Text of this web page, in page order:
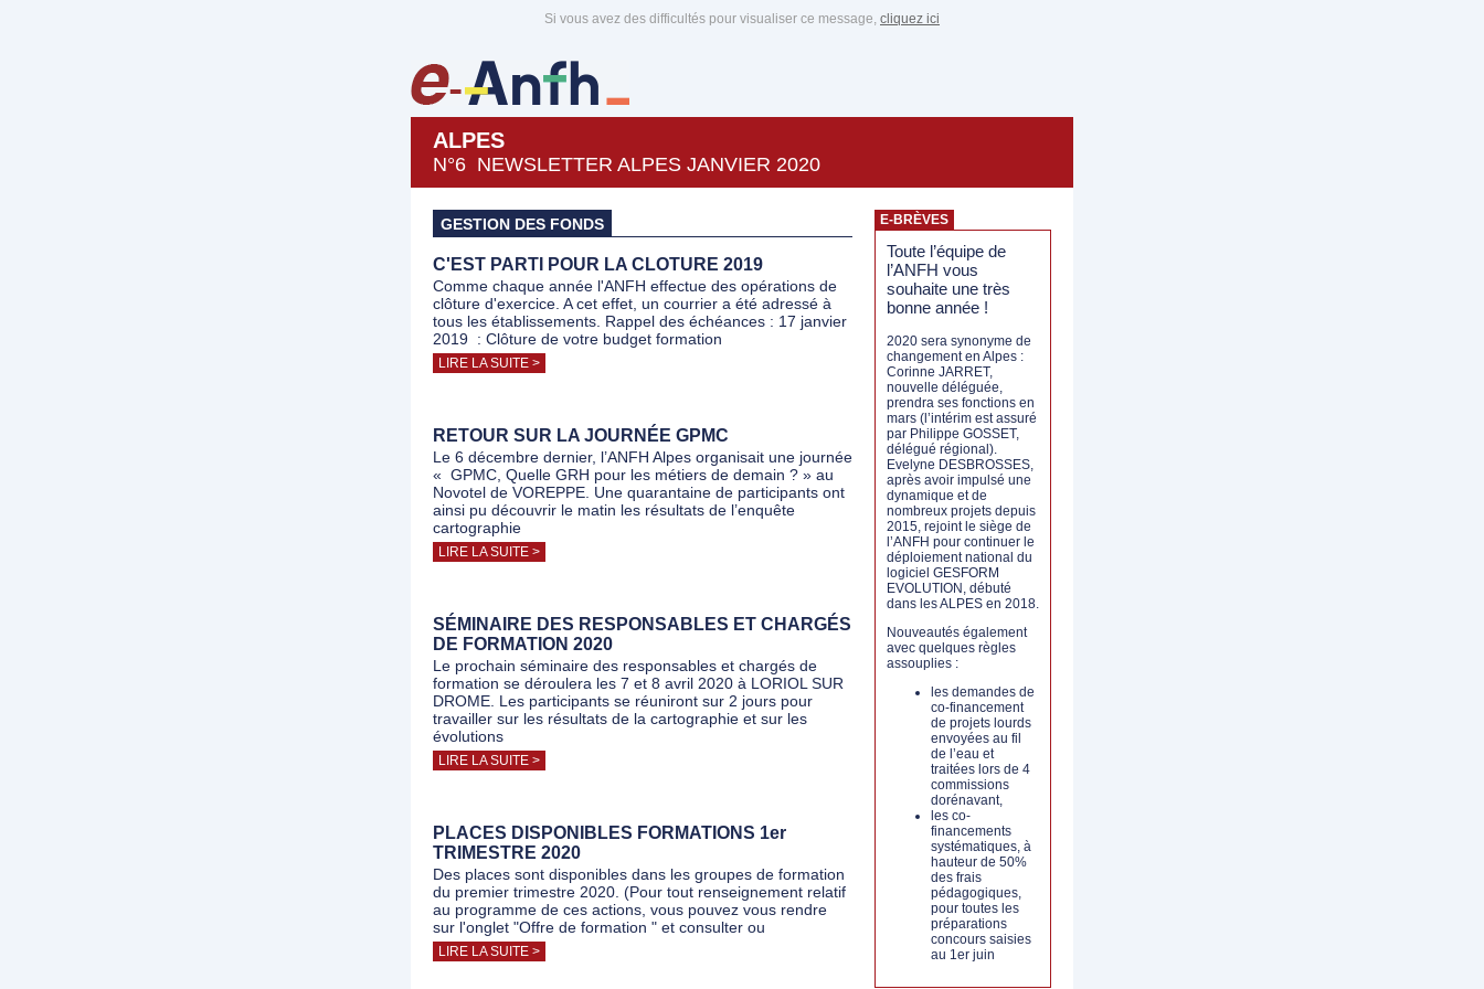
Si vous avez des difficultés pour visualiser ce message, cliquez ici
ALPES
N°6 NEWSLETTER ALPES JANVIER 2020
GESTION DES FONDS
C'EST PARTI POUR LA CLOTURE 2019
Comme chaque année l'ANFH effectue des opérations de
clôture d'exercice. A cet effet, un courrier a été adressé à
tous les établissements. Rappel des échéances : 17 janvier
2019 : Clôture de votre budget formation
LIRE LA SUITE >
RETOUR SUR LA JOURNÉE GPMC
Le 6 décembre dernier, l’ANFH Alpes organisait une journée
« GPMC, Quelle GRH pour les métiers de demain ? » au
Novotel de VOREPPE. Une quarantaine de participants ont
ainsi pu découvrir le matin les résultats de l’enquête
cartographie
LIRE LA SUITE >
SÉMINAIRE DES RESPONSABLES ET CHARGÉS
DE FORMATION 2020
Le prochain séminaire des responsables et chargés de
formation se déroulera les 7 et 8 avril 2020 à LORIOL SUR
DROME. Les participants se réuniront sur 2 jours pour
travailler sur les résultats de la cartographie et sur les
évolutions
LIRE LA SUITE >
PLACES DISPONIBLES FORMATIONS 1er
TRIMESTRE 2020
Des places sont disponibles dans les groupes de formation
du premier trimestre 2020. (Pour tout renseignement relatif
au programme de ces actions, vous pouvez vous rendre
sur l'onglet "Offre de formation " et consulter ou
LIRE LA SUITE >
E-BRÈVES
Toute l’équipe de
l’ANFH vous
souhaite une très
bonne année !
2020 sera synonyme de
changement en Alpes :
Corinne JARRET,
nouvelle déléguée,
prendra ses fonctions en
mars (l’intérim est assuré
par Philippe GOSSET,
délégué régional).
Evelyne DESBROSSES,
après avoir impulsé une
dynamique et de
nombreux projets depuis
2015, rejoint le siège de
l’ANFH pour continuer le
déploiement national du
logiciel GESFORM
EVOLUTION, débuté
dans les ALPES en 2018.
Nouveautés également
avec quelques règles
assouplies :
les demandes de
co-financement
de projets lourds
envoyées au fil
de l’eau et
traitées lors de 4
commissions
dorénavant,
les co-
financements
systématiques, à
hauteur de 50%
des frais
pédagogiques,
pour toutes les
préparations
concours saisies
au 1er juin